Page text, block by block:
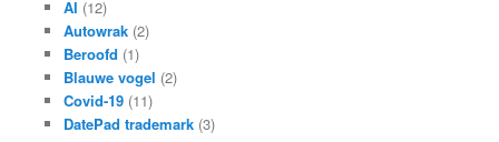
AI (12)
Autowrak(2)
Beroofd (1)
Blauwe vogel (2)
Covid-19(11)
DatePad trademark(3)